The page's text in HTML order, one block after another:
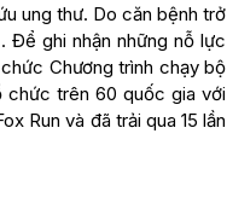
ung thư. Do căn bệnh trở
Để ghi nhận những nỗ lực
Chương trình chạy bộ
chức trên 60 quốc gia với
Run và đã trải qua 15 lần